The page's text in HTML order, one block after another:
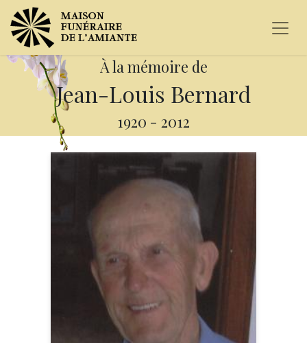
À la mémoire de
Jean-Louis Bernard
1920 - 2012